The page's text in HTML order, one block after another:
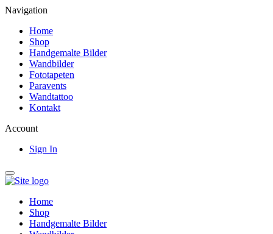
Navigation
Home
Shop
Handgemalte Bilder
Wandbilder
Fototapeten
Paravents
Wandtattoo
Kontakt
Account
Sign In
Home
Shop
Handgemalte Bilder